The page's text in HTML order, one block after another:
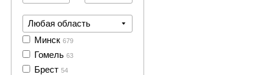
Любая область
Минск 679
Гомель 63
Брест 54